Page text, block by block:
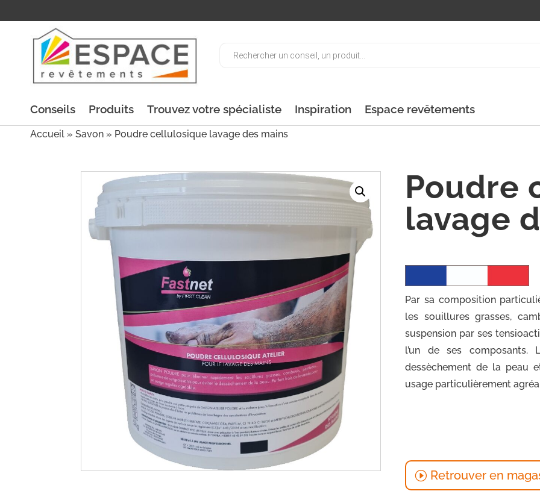
Conseils Produits Trouvez votre spécialiste Inspiration Espace revêtements
Accueil » Savon » Poudre cellulosique lavage des mains
Poudre
lavage
Par sa composition
les souillures grasses,
suspension par ses
l’un de ses composants.
dessèchement de la peau
usage particulièrement
Retrouver en